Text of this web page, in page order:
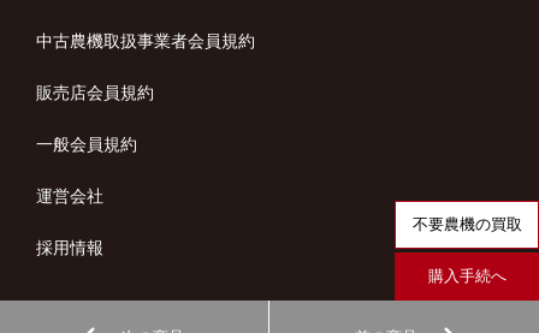
不要農機の買取
購入手続へ
中古農機取扱事業者会員規約
販売店会員規約
一般会員規約
運営会社
採用情報